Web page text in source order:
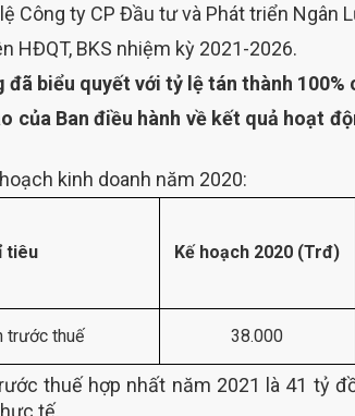
Công ty CP Đầu tư và Phát triển Ngân
HĐQT, BKS nhiệm kỳ 2021-2026.
biểu quyết với tỷ lệ tán thành
của Ban điều hành về kết quả hoạt
kinh doanh năm 2020:
tiêu Kế hoạch 2020 (Trđ)
trước thuế 38.000
thuế hợp nhất năm 2021 là 41 tỷ
tế.